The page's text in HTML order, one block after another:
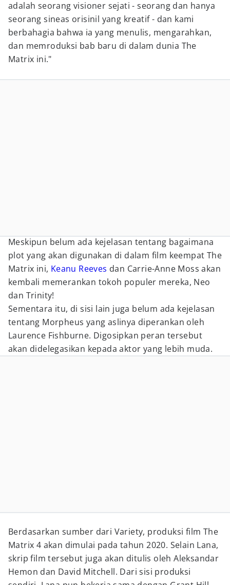
adalah seorang visioner sejati - seorang dan hanya
seorang sineas orisinil yang kreatif - dan kami
berbahagia bahwa ia yang menulis, mengarahkan,
dan memroduksi bab baru di dalam dunia The
Matrix ini."
Meskipun belum ada kejelasan tentang bagaimana
plot yang akan digunakan di dalam film keempat The
Matrix ini, Keanu Reeves dan Carrie-Anne Moss akan
kembali memerankan tokoh populer mereka, Neo
dan Trinity!
Sementara itu, di sisi lain juga belum ada kejelasan
tentang Morpheus yang aslinya diperankan oleh
Laurence Fishburne. Digosipkan peran tersebut
akan didelegasikan kepada aktor yang lebih muda.
Berdasarkan sumber dari Variety, produksi film The
Matrix 4 akan dimulai pada tahun 2020. Selain Lana,
skrip film tersebut juga akan ditulis oleh Aleksandar
Hemon dan David Mitchell. Dari sisi produksi